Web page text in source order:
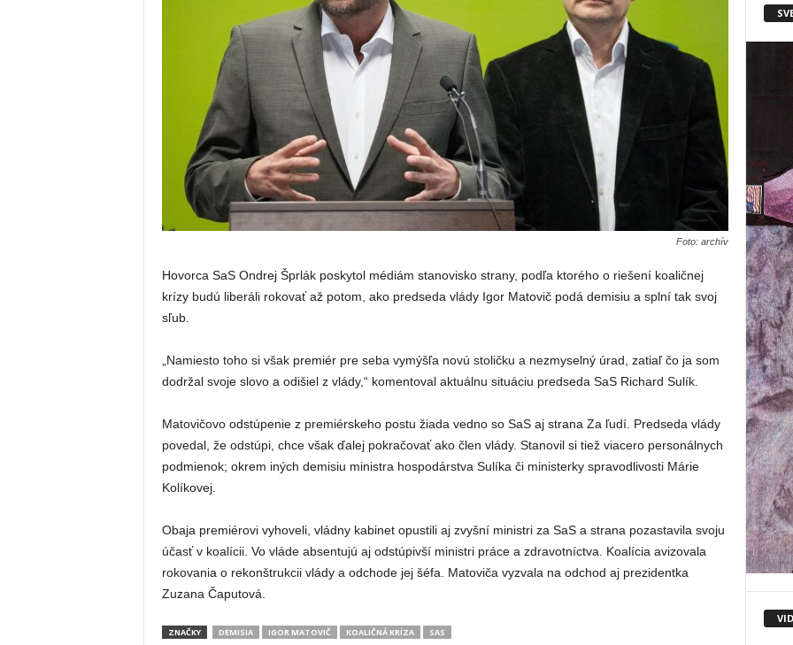
Foto: archív
Hovorca SaS Ondrej Šprlák poskytol médiám stanovisko strany, podľa ktorého o riešení koaličnej
krízy budú liberáli rokovať až potom, ako predseda vlády Igor Matovič podá demisiu a splní tak svoj
sľub.
„Namiesto toho si však premiér pre seba vymýšľa novú stoličku a nezmyselný úrad, zatiaľ čo ja som
dodržal svoje slovo a odišiel z vlády,“ komentoval aktuálnu situáciu predseda SaS Richard Sulík.
Matovičovo odstúpenie z premiérskeho postu žiada vedno so SaS aj strana Za ľudí. Predseda vlády
povedal, že odstúpi, chce však ďalej pokračovať ako člen vlády. Stanovil si tiež viacero personálnych
podmienok; okrem iných demisiu ministra hospodárstva Sulíka či ministerky spravodlivosti Márie
Kolíkovej.
Obaja premiérovi vyhoveli, vládny kabinet opustili aj zvyšní ministri za SaS a strana pozastavila svoju
účasť v koalícii. Vo vláde absentujú aj odstúpivší ministri práce a zdravotníctva. Koalícia avizovala
rokovania o rekonštrukcii vlády a odchode jej šéfa. Matoviča vyzvala na odchod aj prezidentka
Zuzana Čaputová.
ZNAČKY DEMISIA IGOR MATOVIČ KOALIČNÁ KRÍZA SAS